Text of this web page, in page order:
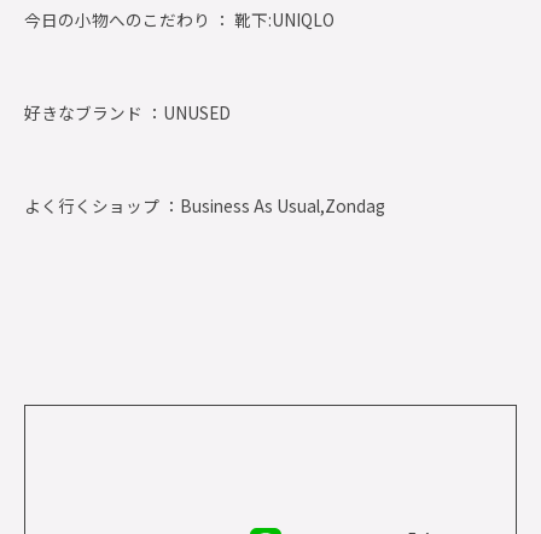
今日の小物へのこだわり ： 靴下:UNIQLO
好きなブランド ： UNUSED
よく行くショップ ： Business As Usual,Zondag